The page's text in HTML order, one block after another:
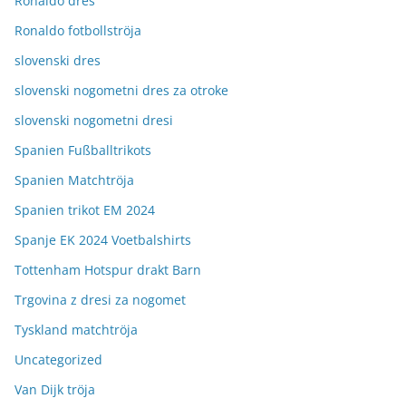
Ronaldo fotbollströja
slovenski dres
slovenski nogometni dres za otroke
slovenski nogometni dresi
Spanien Fußballtrikots
Spanien Matchtröja
Spanien trikot EM 2024
Spanje EK 2024 Voetbalshirts
Tottenham Hotspur drakt Barn
Trgovina z dresi za nogomet
Tyskland matchtröja
Uncategorized
Van Dijk tröja